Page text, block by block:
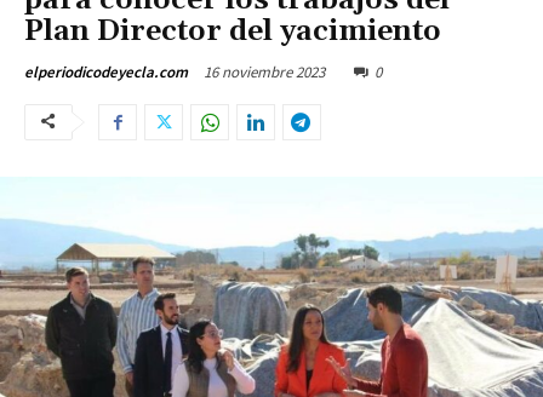
Plan Director del yacimiento
elperiodicodeyecla.com 16 noviembre 2023 0